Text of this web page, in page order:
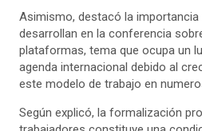
Asimismo, destacó la importancia
desarrollan en la conferencia
plataformas, tema que ocupa un
agenda internacional debido al
este modelo de trabajo en
Según explicó, la formalización